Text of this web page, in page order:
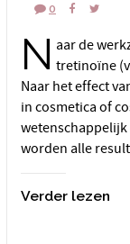
0
N aar de
tretinoïne
Naar het effect
in cosmetica of
worden alle
Verder lezen